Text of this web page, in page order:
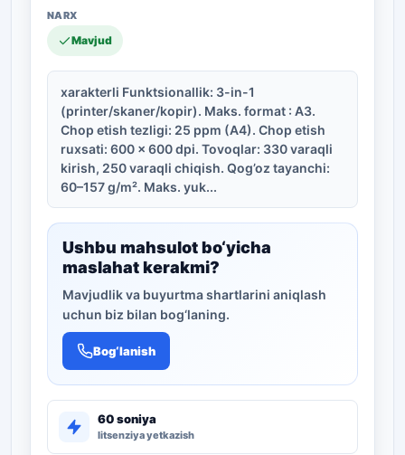
Mavjud
xarakterli Funktsionallik: 3-in-1
(printer/skaner/kopir). Maks. format : A3.
Chop etish tezligi: 25 ppm (A4). Chop etish
ruxsati: 600 x 600 dpi. Tovoqlar: 330 varaqli
kirish, 250 varaqli chiqish. Qog’oz tayanchi:
60–157 g/m². Maks. yuk...
Ushbu mahsulot bo‘yicha
maslahat kerakmi?
Mavjudlik va buyurtma shartlarini aniqlash
uchun biz bilan bog‘laning.
Bog‘lanish
60 soniya
litsenziya yetkazish